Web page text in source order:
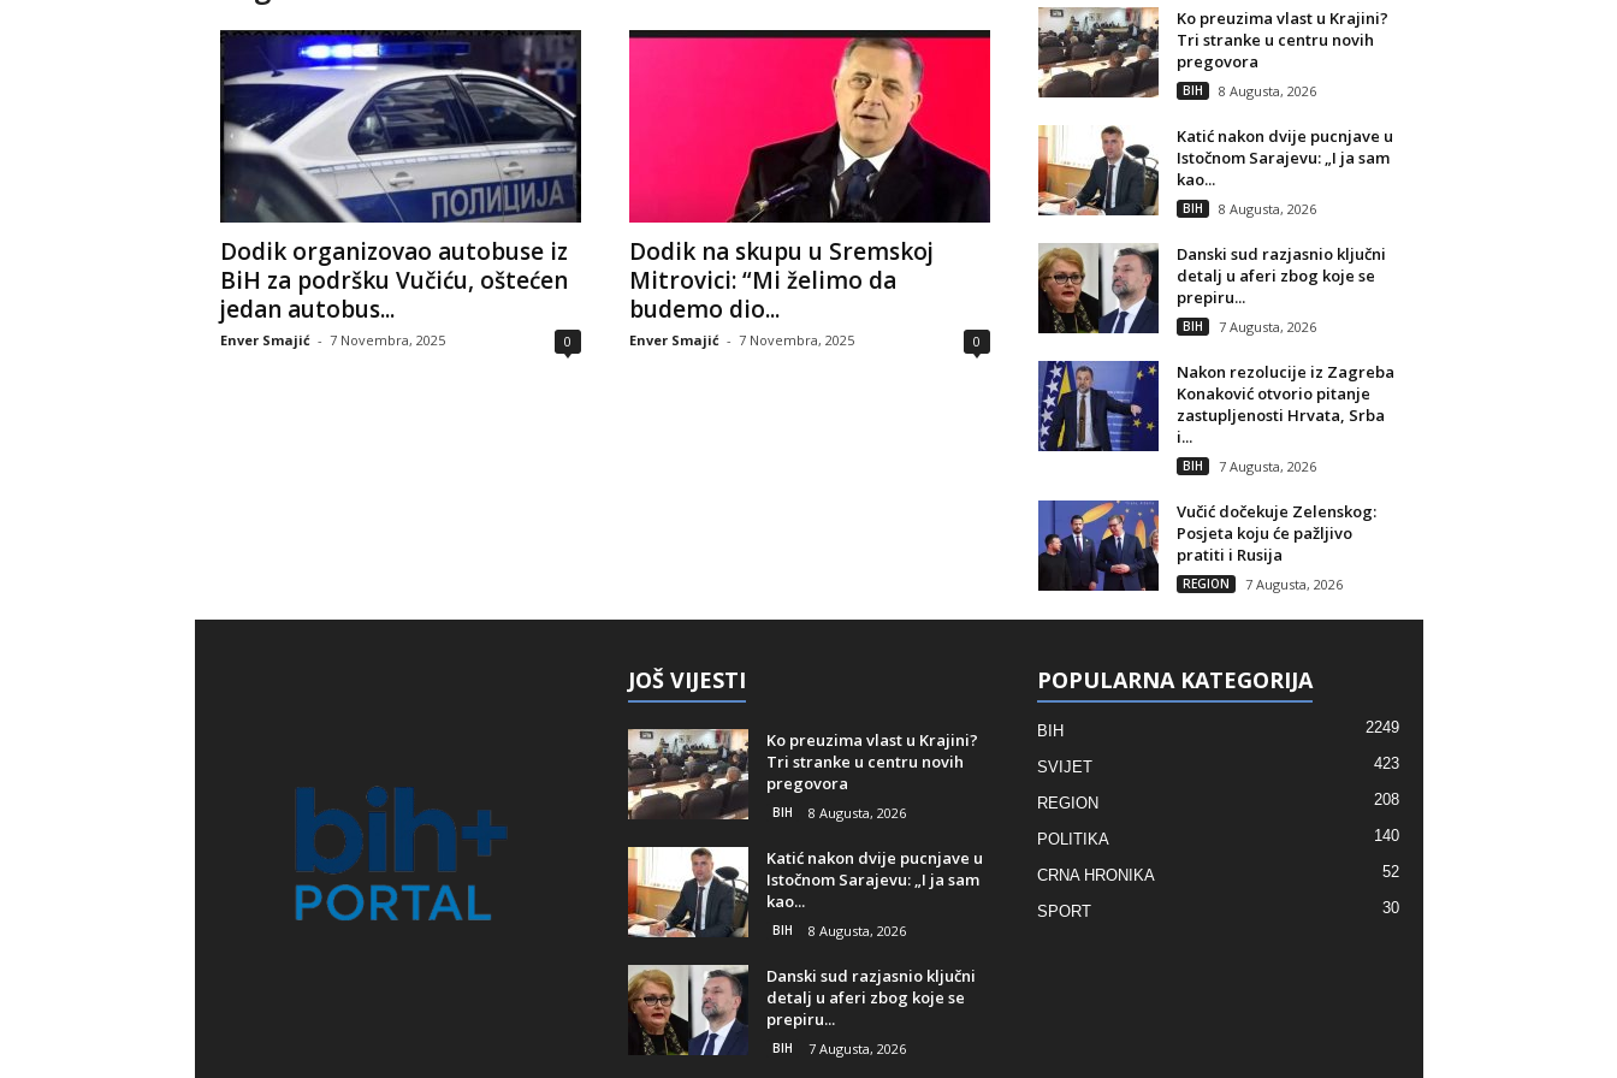
Dodik organizovao autobuse iz
BiH za podršku Vučiću, oštećen
jedan autobus...
Enver Smajić - 7 Novembra, 2025 0
Dodik na skupu u Sremskoj
Mitrovici: “Mi želimo da
budemo dio...
Enver Smajić - 7 Novembra, 2025 0
Ko preuzima vlast u Krajini?
Tri stranke u centru novih
pregovora
BIH 8 Augusta, 2026
Katić nakon dvije pucnjave u
Istočnom Sarajevu: „I ja sam
kao...
BIH 8 Augusta, 2026
Danski sud razjasnio ključni
detalj u aferi zbog koje se
prepiru...
BIH 7 Augusta, 2026
Nakon rezolucije iz Zagreba
Konaković otvorio pitanje
zastupljenosti Hrvata, Srba
i...
BIH 7 Augusta, 2026
Vučić dočekuje Zelenskog:
Posjeta koju će pažljivo
pratiti i Rusija
REGION 7 Augusta, 2026
JOŠ VIJESTI
Ko preuzima vlast u Krajini?
Tri stranke u centru novih
pregovora
BIH 8 Augusta, 2026
Katić nakon dvije pucnjave u
Istočnom Sarajevu: „I ja sam
kao...
BIH 8 Augusta, 2026
Danski sud razjasnio ključni
detalj u aferi zbog koje se
prepiru...
BIH 7 Augusta, 2026
POPULARNA KATEGORIJA
BIH 2249
SVIJET 423
REGION 208
POLITIKA 140
CRNA HRONIKA 52
SPORT 30